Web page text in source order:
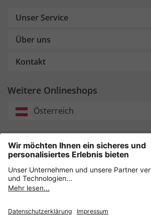
Unser Service
Über uns
Kontakt
Weitere Onlineshops
Österreich
Unsere Zahlungsarten
Sicher einkaufen mit